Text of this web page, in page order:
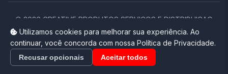
© 2026 CREATIVE PRODUTOS SERVICOS E DISTRIBUICAO
LTDA - 47.273.900/0001-76. Todos os direitos reservados.
Loja completa desenvolvida por Promptor
Utilizamos cookies para melhorar sua experiência. Ao
continuar, você concorda com nossa Política de Privacidade.
Recusar opcionais Aceitar todos